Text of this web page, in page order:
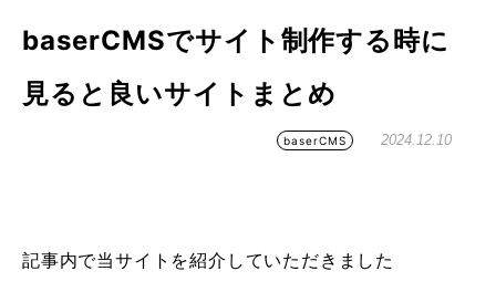
baserCMSでサイト制作する時に
見ると良いサイトまとめ
baserCMS 2024.12.10
記事内で当サイトを紹介していただきました